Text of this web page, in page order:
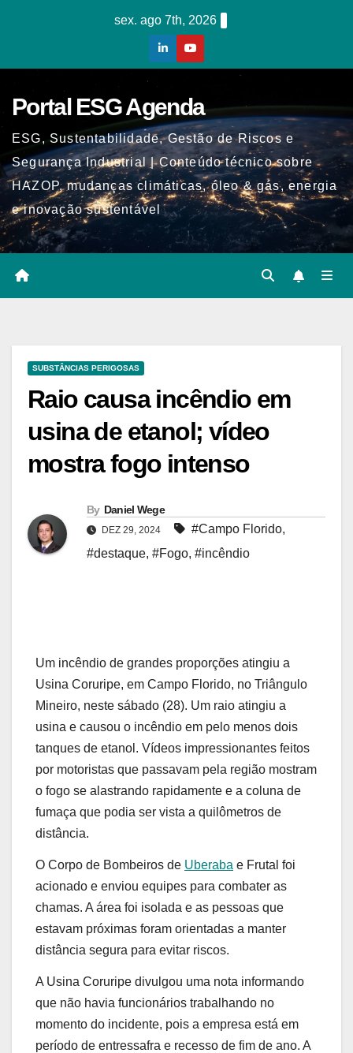
sex. ago 7th, 2026
Portal ESG Agenda
ESG, Sustentabilidade, Gestão de Riscos e
Segurança Industrial | Conteúdo técnico sobre
HAZOP, mudanças climáticas, óleo & gás, energia
e inovação sustentável
SUBSTÂNCIAS PERIGOSAS
Raio causa incêndio em
usina de etanol; vídeo
mostra fogo intenso
By Daniel Wege
DEZ 29, 2024 #Campo Florido,
#destaque, #Fogo, #incêndio
Um incêndio de grandes proporções atingiu a
Usina Coruripe, em Campo Florido, no Triângulo
Mineiro, neste sábado (28). Um raio atingiu a
usina e causou o incêndio em pelo menos dois
tanques de etanol. Vídeos impressionantes feitos
por motoristas que passavam pela região mostram
o fogo se alastrando rapidamente e a coluna de
fumaça que podia ser vista a quilômetros de
distância.
O Corpo de Bombeiros de Uberaba e Frutal foi
acionado e enviou equipes para combater as
chamas. A área foi isolada e as pessoas que
estavam próximas foram orientadas a manter
distância segura para evitar riscos.
A Usina Coruripe divulgou uma nota informando
que não havia funcionários trabalhando no
momento do incidente, pois a empresa está em
período de entressafra e recesso de fim de ano. A